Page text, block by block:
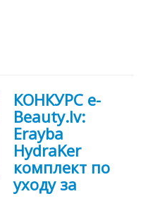
КОНКУРС e-
Beauty.lv:
Erayba
HydraKer
комплект по
уходу за